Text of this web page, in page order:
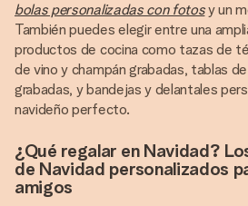
bolas personalizadas con fotosy un
También puedes elegir entre una
productos de cocina como tazas de
de vino y champán grabadas, tablas
grabadas, y bandejas y delantales
navideño perfecto.
¿Qué regalar en Navidad?
de Navidad personalizados
amigos